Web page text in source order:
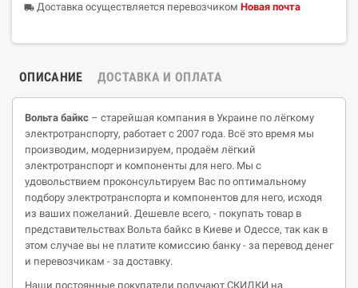
local_shipping Доставка осуществляется перевозчиком Новая почта
ОПИСАНИЕ ДОСТАВКА И ОПЛАТА
Вольта байкс – старейшая компания в Украине по лёгкому
электротранспорту, работает с 2007 года. Всё это время мы
производим, модернизируем, продаём лёгкий
электротранспорт и компоненты для него. Мы с
удовольствием проконсультируем Вас по оптимальному
подбору электротранспорта и компонентов для него, исходя
из ваших пожеланий. Дешевле всего, - покупать товар в
представительствах Вольта байкс в Киеве и Одессе, так как в
этом случае вы не платите комиссию банку - за перевод денег
и перевозчикам - за доставку.
Наши постоянные покупатели получают СКИДКИ на